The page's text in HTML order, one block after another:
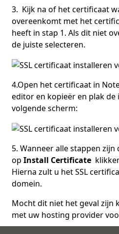
3. Kijk na of het certificaat
overeenkomt met het
heeft in stap 1. Als dit niet
de juiste selecteren.
4.Open het certificaat in
editor en kopieër en plak
volgende scherm:
5. Wanneer alle stappen
op Install Certificate
Hierna zult u het SSL
domein.
Mocht dit niet het geval zijn
met uw hosting provider